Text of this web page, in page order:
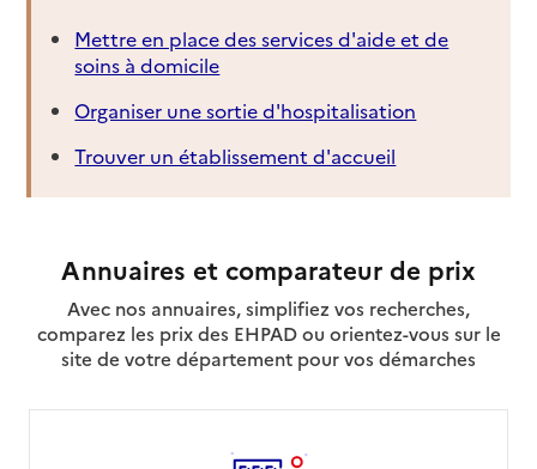
Mettre en place des services d'aide et de
soins à domicile
Organiser une sortie d'hospitalisation
Trouver un établissement d'accueil
Annuaires et comparateur de prix
Avec nos annuaires, simplifiez vos recherches,
comparez les prix des EHPAD ou orientez-vous sur le
site de votre département pour vos démarches